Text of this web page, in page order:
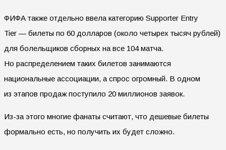
ФИФА также отдельно ввела категорию Supporter Entry
Tier — билеты по 60 долларов (около четырех тысяч рублей)
для болельщиков сборных на все 104 матча.
Но распределением таких билетов занимаются
национальные ассоциации, а спрос огромный. В одном
из этапов продаж поступило 20 миллионов заявок.
Из-за этого многие фанаты считают, что дешевые билеты
формально есть, но получить их будет сложно.